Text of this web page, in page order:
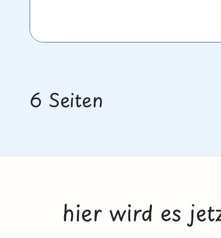
6 Seiten
hier wird es